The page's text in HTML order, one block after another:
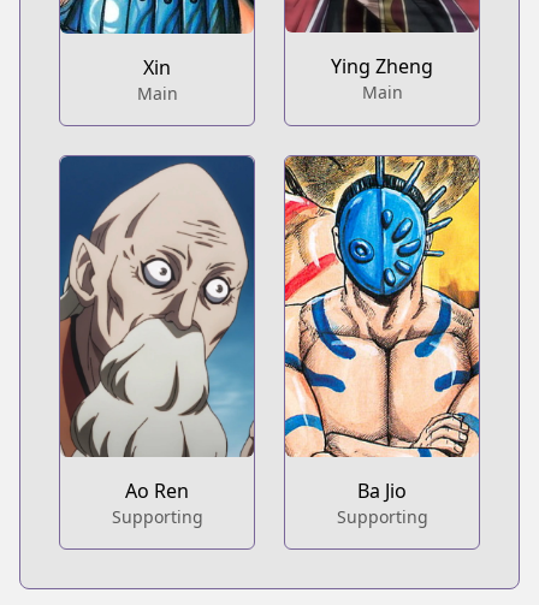
Xin
Main
Ying Zheng
Main
Ao Ren
Supporting
Ba Jio
Supporting